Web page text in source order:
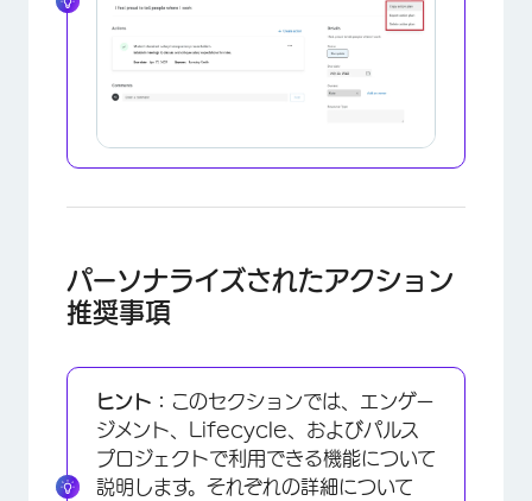
パーソナライズされたアクション
推奨事項
ヒント： このセクションでは、エンゲー
ジメント、Lifecycle、およびパルス
プロジェクトで利用できる機能について
説明します。それぞれの詳細について